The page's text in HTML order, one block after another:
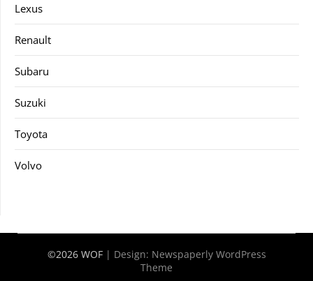
Lexus
Renault
Subaru
Suzuki
Toyota
Volvo
©2026 WOF | Design: Newspaperly WordPress
Theme